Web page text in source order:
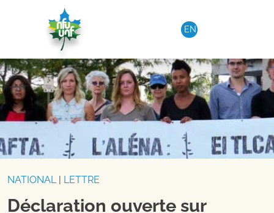
Aller au contenu
EN
NATIONAL| LETTRE
Déclaration ouverte sur